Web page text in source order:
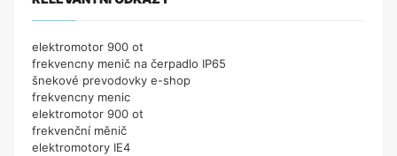
elektromotor 900 ot
frekvencny menič na čerpadlo IP65
šnekové prevodovky e-shop
frekvencny menic
elektromotor 900 ot
frekvenční měnič
elektromotory IE4